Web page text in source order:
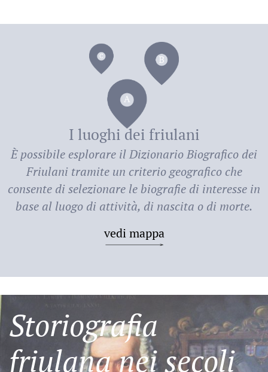
deiI luoghi dei friulani
È possibile esplorare ilDizionario Biografico dei
Friulani tramite un criterio geografico che
consente di selezionare le biografie di interesse in
base al luogo di attività, di nascita o di morte.
vedi mappa
Storiografia
friulana nei secoli